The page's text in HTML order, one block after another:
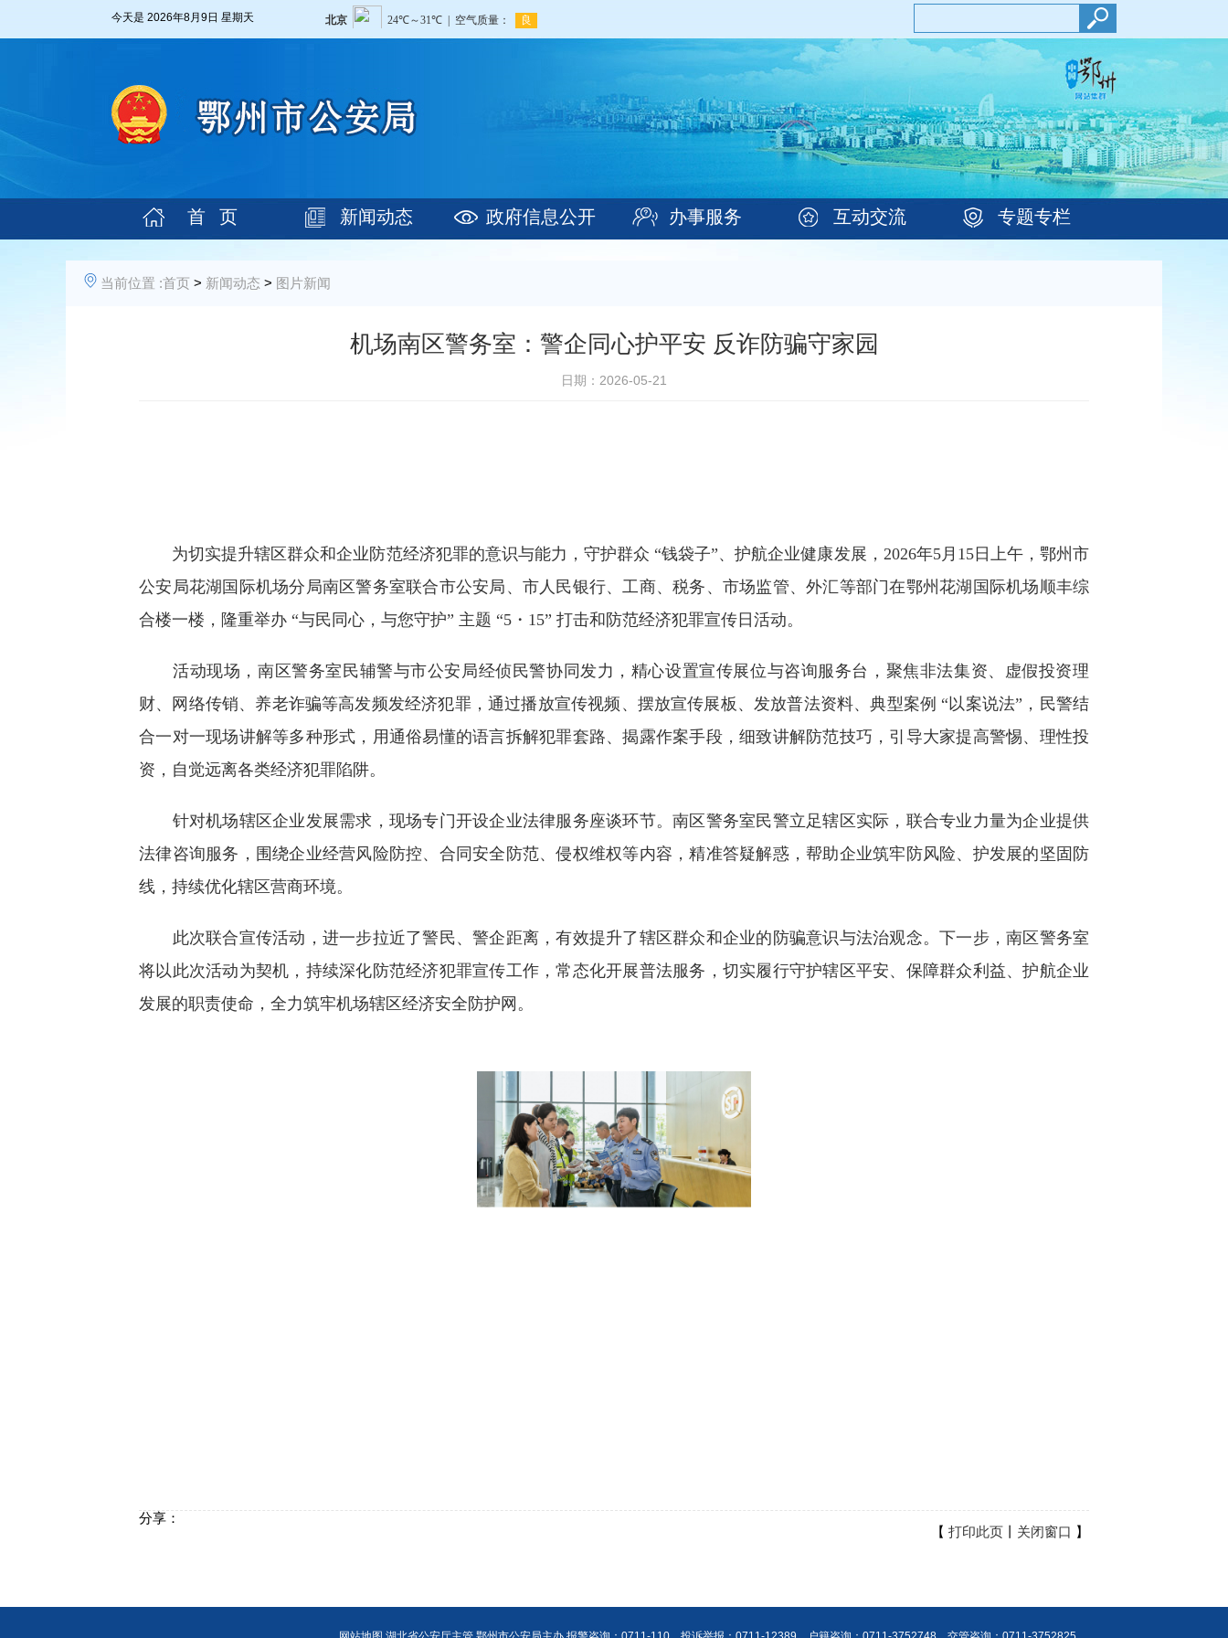
今天是 2026年8月9日 星期天
首 页 新闻动态 政府信息公开 办事服务 互动交流 专题专栏
当前位置 :首页 > 新闻动态 > 图片新闻
机场南区警务室：警企同心护平安 反诈防骗守家园
日期：2026-05-21
为切实提升辖区群众和企业防范经济犯罪的意识与能力，守护群众 “钱袋子”、护航企业健康发展，2026年5月15日上午，鄂州市
公安局花湖国际机场分局南区警务室联合市公安局、市人民银行、工商、税务、市场监管、外汇等部门在鄂州花湖国际机场顺丰综
合楼一楼，隆重举办 “与民同心，与您守护” 主题 “5・15” 打击和防范经济犯罪宣传日活动。
活动现场，南区警务室民辅警与市公安局经侦民警协同发力，精心设置宣传展位与咨询服务台，聚焦非法集资、虚假投资理
财、网络传销、养老诈骗等高发频发经济犯罪，通过播放宣传视频、摆放宣传展板、发放普法资料、典型案例 “以案说法”，民警结
合一对一现场讲解等多种形式，用通俗易懂的语言拆解犯罪套路、揭露作案手段，细致讲解防范技巧，引导大家提高警惕、理性投
资，自觉远离各类经济犯罪陷阱。
针对机场辖区企业发展需求，现场专门开设企业法律服务座谈环节。南区警务室民警立足辖区实际，联合专业力量为企业提供
法律咨询服务，围绕企业经营风险防控、合同安全防范、侵权维权等内容，精准答疑解惑，帮助企业筑牢防风险、护发展的坚固防
线，持续优化辖区营商环境。
此次联合宣传活动，进一步拉近了警民、警企距离，有效提升了辖区群众和企业的防骗意识与法治观念。下一步，南区警务室
将以此次活动为契机，持续深化防范经济犯罪宣传工作，常态化开展普法服务，切实履行守护辖区平安、保障群众利益、护航企业
发展的职责使命，全力筑牢机场辖区经济安全防护网。
分享：
【 打印此页 关闭窗口 】